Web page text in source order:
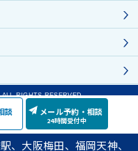
RIGHTS RESERVED
談 メール予約・相談
24時間受付中
、大阪梅田、福岡天神、